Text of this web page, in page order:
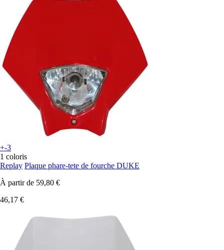
+-3
1 coloris
Replay Plaque phare-tete de fourche DUKE
À partir de 59,80 €
46,17 €